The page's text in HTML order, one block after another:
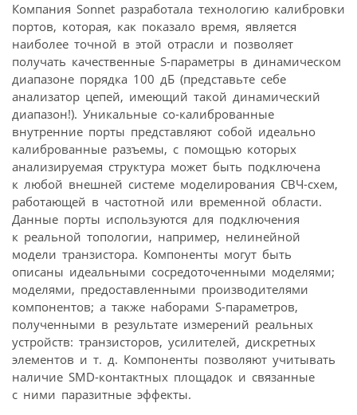
Компания Sonnet разработала технологию калибровки
портов, которая, как показало время, является
наиболее точной в этой отрасли и позволяет
получать качественные S-параметры в динамическом
диапазоне порядка 100 дБ (представьте себе
анализатор цепей, имеющий такой динамический
диапазон!). Уникальные со-калиброванные
внутренние порты представляют собой идеально
калиброванные разъемы, с помощью которых
анализируемая структура может быть подключена
к любой внешней системе моделирования СВЧ-схем,
работающей в частотной или временной области.
Данные порты используются для подключения
к реальной топологии, например, нелинейной
модели транзистора. Компоненты могут быть
описаны идеальными сосредоточенными моделями;
моделями, предоставленными производителями
компонентов; а также наборами S-параметров,
полученными в результате измерений реальных
устройств: транзисторов, усилителей, дискретных
элементов и т. д. Компоненты позволяют учитывать
наличие SMD-контактных площадок и связанные
с ними паразитные эффекты.